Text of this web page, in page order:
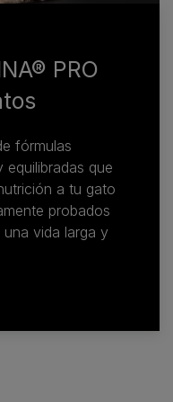
PRO
fórmulas
que
a tu gato
probados
vida larga y